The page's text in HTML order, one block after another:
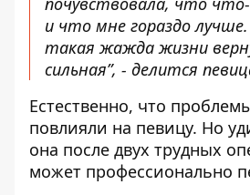
и что мне гораздо
такая жажда жизни
сильная”, - делится
Естественно, что
повлияли на певицу. Но
она после двух трудных
может профессионально